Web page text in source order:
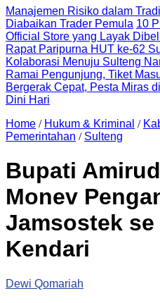
Manajemen Risiko dalam
Diabaikan Trader Pemula 10
Official Store yang Layak
Rapat Paripurna HUT ke-62
Kolaborasi Menuju Sulteng
Ramai Pengunjung, Tiket
Bergerak Cepat, Pesta Miras
Dini Hari
Home / Hukum & Kriminal /
Pemerintahan / Sulteng
Bupati
Monev
Jamsostek
Kendari
Dewi Qomariah